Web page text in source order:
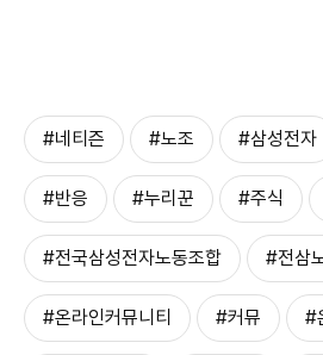
#네티즌 #노조 #삼성전자
#반응 #누리꾼 #주식
#전국삼성전자노동조합 #전삼
#온라인커뮤니티 #커뮤 #